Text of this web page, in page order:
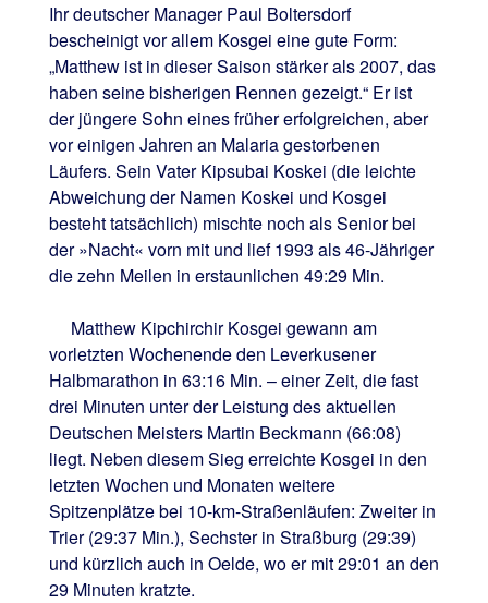
Ihr deutscher Manager Paul Boltersdorf
bescheinigt vor allem Kosgei eine gute Form:
„Matthew ist in dieser Saison stärker als 2007, das
haben seine bisherigen Rennen gezeigt.“ Er ist
der jüngere Sohn eines früher erfolgreichen, aber
vor einigen Jahren an Malaria gestorbenen
Läufers. Sein Vater Kipsubai Koskei (die leichte
Abweichung der Namen Koskei und Kosgei
besteht tatsächlich) mischte noch als Senior bei
der »Nacht« vorn mit und lief 1993 als 46-Jähriger
die zehn Meilen in erstaunlichen 49:29 Min.
Matthew Kipchirchir Kosgei gewann am
vorletzten Wochenende den Leverkusener
Halbmarathon in 63:16 Min. – einer Zeit, die fast
drei Minuten unter der Leistung des aktuellen
Deutschen Meisters Martin Beckmann (66:08)
liegt. Neben diesem Sieg erreichte Kosgei in den
letzten Wochen und Monaten weitere
Spitzenplätze bei 10-km-Straßenläufen: Zweiter in
Trier (29:37 Min.), Sechster in Straßburg (29:39)
und kürzlich auch in Oelde, wo er mit 29:01 an den
29 Minuten kratzte.